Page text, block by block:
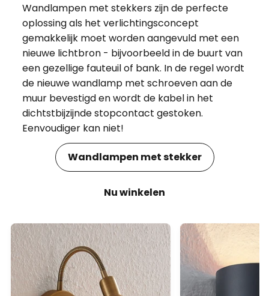
Wandlampen met stekkers zijn de perfecte
oplossing als het verlichtingsconcept
gemakkelijk moet worden aangevuld met een
nieuwe lichtbron - bijvoorbeeld in de buurt van
een gezellige fauteuil of bank. In de regel wordt
de nieuwe wandlamp met schroeven aan de
muur bevestigd en wordt de kabel in het
dichtstbijzijnde stopcontact gestoken.
Eenvoudiger kan niet!
Wandlampen met stekker
Nu winkelen